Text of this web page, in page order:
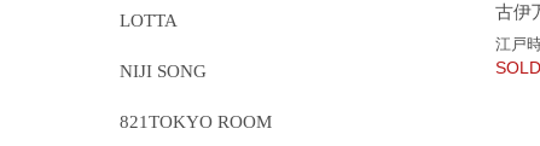
古伊
江戸
LOTTA
NIJI SONG
821TOKYO ROOM